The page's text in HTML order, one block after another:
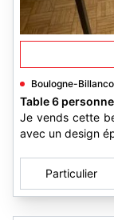
Boulogne-
Table 6
Je vends cette
avec un design
Particulier